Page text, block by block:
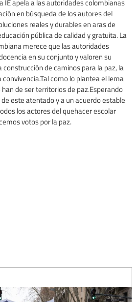
IE apela a las autoridades colombianas
en búsqueda de los autores del
reales y durables en aras de
pública de calidad y gratuita. La
merece que las autoridades
en su conjunto y valoren su
de caminos para la paz, la
como lo plantea el lema
han de ser territorios de paz.Esperando
este atentado y a un acuerdo estable
los actores del quehacer escolar
votos por la paz.